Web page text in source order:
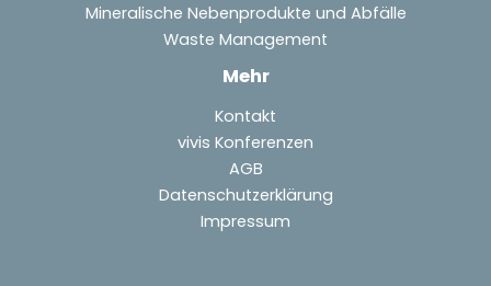
Mineralische Nebenprodukte und Abfälle
Waste Management
Mehr
Kontakt
vivis Konferenzen
AGB
Datenschutzerklärung
Impressum